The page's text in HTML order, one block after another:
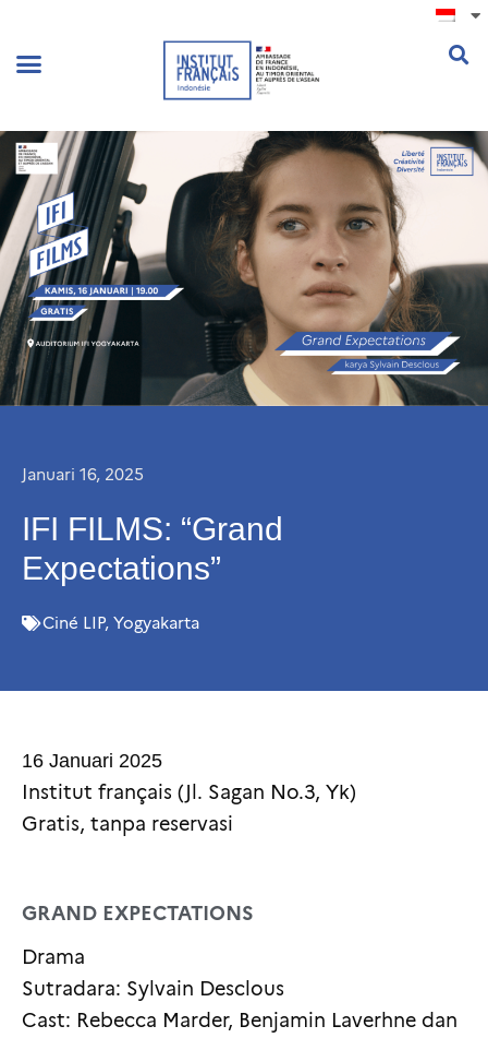
Januari 16, 2025
IFI FILMS: “Grand
Expectations”
Ciné LIP, Yogyakarta
16 Januari 2025
Institut français (Jl. Sagan No.3, Yk)
Gratis, tanpa reservasi
GRAND EXPECTATIONS
Drama
Sutradara: Sylvain Desclous
Cast: Rebecca Marder, Benjamin Laverhne dan